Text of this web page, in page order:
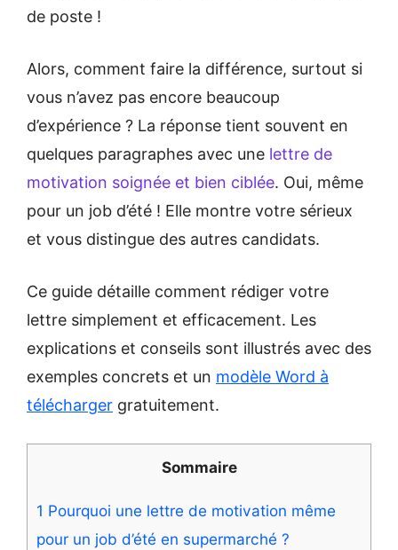
de poste !
Alors, comment faire la différence, surtout si
vous n’avez pas encore beaucoup
d’expérience ? La réponse tient souvent en
quelques paragraphes avec une lettre de
motivation soignée et bien ciblée. Oui, même
pour un job d’été ! Elle montre votre sérieux
et vous distingue des autres candidats.
Ce guide détaille comment rédiger votre
lettre simplement et efficacement. Les
explications et conseils sont illustrés avec des
exemples concrets et un modèle Word à
télécharger gratuitement.
Sommaire
1 Pourquoi une lettre de motivation même
pour un job d’été en supermarché ?